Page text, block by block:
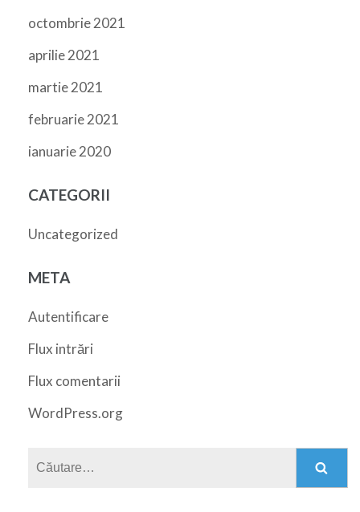
octombrie 2021
aprilie 2021
martie 2021
februarie 2021
ianuarie 2020
CATEGORII
Uncategorized
META
Autentificare
Flux intrări
Flux comentarii
WordPress.org